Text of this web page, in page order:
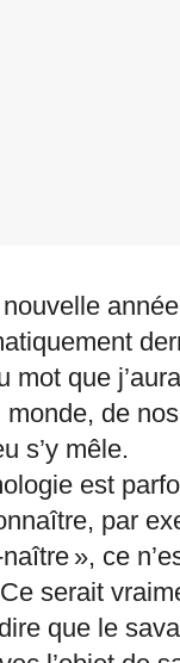
mot que
de
s’y mêle.
est
par
», ce
serait
que le